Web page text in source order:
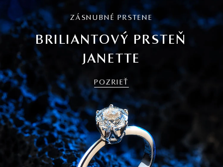
ZÁSNUBNÉ PRSTENE
BRILIANTOVÝ PRSTEŇ
JANETTE
POZRIEŤ